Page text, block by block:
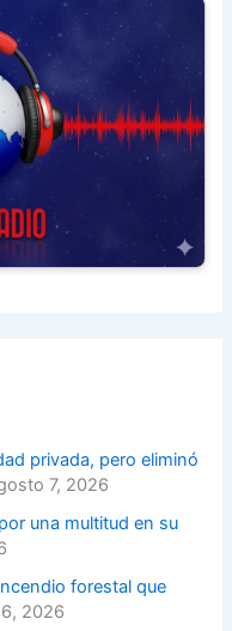
privada, pero eliminó
7, 2026
una multitud en su
forestal que
2026